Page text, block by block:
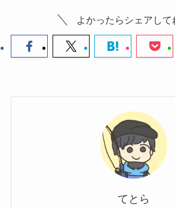
よかったらシェアして
てとら